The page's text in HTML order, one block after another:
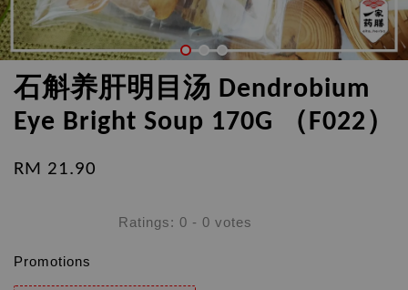
石斛养肝明目汤 Dendrobium
Eye Bright Soup 170G （F022）
RM 21.90
Ratings: 0 - 0 votes
Promotions